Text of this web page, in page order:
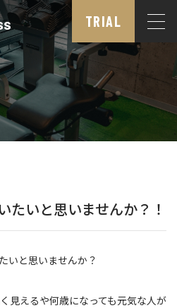
TRIAL
たいと思いませんか？！
いと思いませんか？
見えるや何歳になっても元気な人が